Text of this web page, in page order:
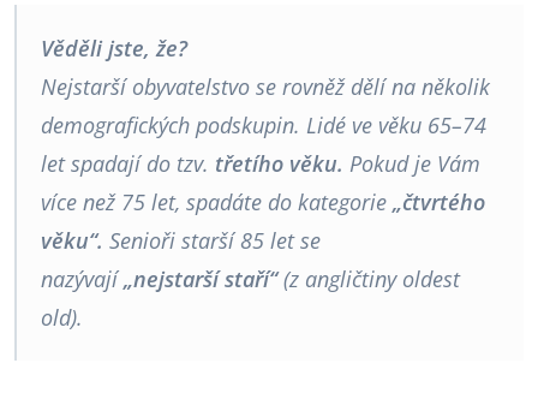
Věděli jste, že?
Nejstarší obyvatelstvo se rovněž dělí na několik
demografických podskupin. Lidé ve věku 65–74
let spadají do tzv. třetího věku. Pokud je Vám
více než 75 let, spadáte do kategorie „čtvrtého
věku“. Senioři starší 85 let se
nazývají„nejstarší staří“(z angličtiny oldest
old).